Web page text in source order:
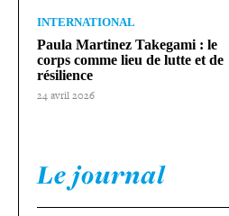
INTERNATIONAL
Paula Martinez Takegami : le
corps comme lieu de lutte et de
résilience
24 avril 2026
Le journal